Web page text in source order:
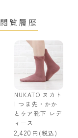
閲覧履歴
NUKATO ヌカト
| つま先・かか
とケア靴下 レデ
ィース
2,420 (税込)